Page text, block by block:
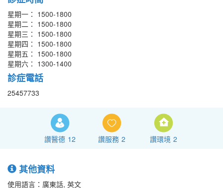
星期一： 1500-1800
星期二： 1500-1800
星期三： 1500-1800
星期四： 1500-1800
星期五： 1500-1800
星期六： 1300-1400
診症電話
25457733
讚醫德 12 讚服務 2 讚環境 2
其他資料
使用語言：廣東話, 英文